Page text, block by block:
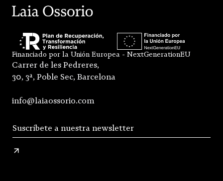
Financiado por la Unión Europea - NextGenerationEU
Carrer de les Pedreres,
30, 3ª, Poble Sec, Barcelona
info@laiaossorio.com